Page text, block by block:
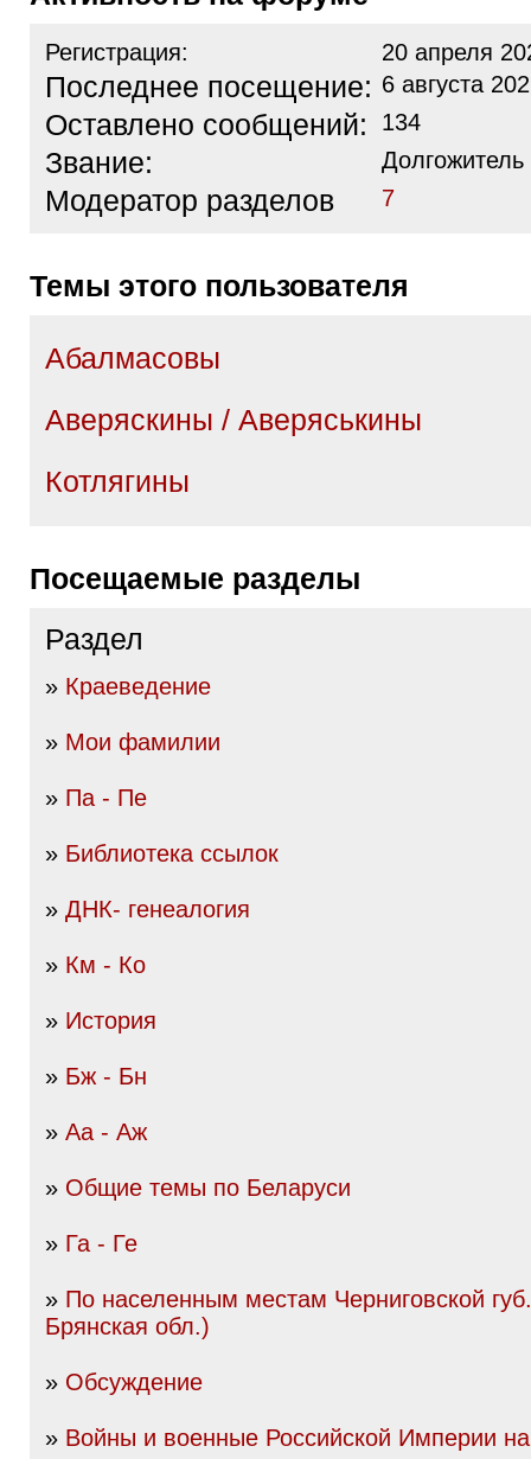
Регистрация: 20 апреля
Последнее посещение: 6 августа
Оставлено сообщений: 134
Звание:
Модератор разделов 7
Темы этого пользователя
Абалмасовы
Аверяскины / Аверяськины
Котлягины
Посещаемые разделы
Раздел
» Краеведение
» Мои фамилии
» Па - Пе
» Библиотека ссылок
» ДНК- генеалогия
» Км - Ко
» История
» Бж - Бн
» Аа - Аж
» Общие темы по Беларуси
» Га - Ге
» По населенным местам Черниговской
Брянская обл.)
» Обсуждение
» Войны и военные Российской Империи